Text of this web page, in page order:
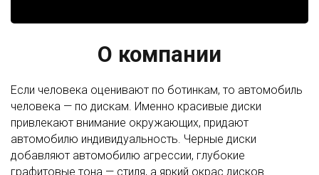
О компании
Если человека оценивают по ботинкам, то автомобиль
человека — по дискам. Именно красивые диски
привлекают внимание окружающих, придают
автомобилю индивидуальность. Черные диски
добавляют автомобилю агрессии, глубокие
графитовые тона — стиля, а яркий окрас дисков